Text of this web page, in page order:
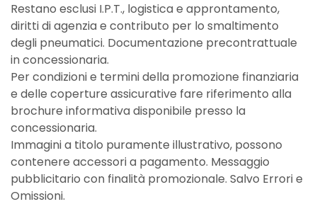
Restano esclusi I.P.T., logistica e approntamento,
diritti di agenzia e contributo per lo smaltimento
degli pneumatici. Documentazione precontrattuale
in concessionaria.
Per condizioni e termini della promozione finanziaria
e delle coperture assicurative fare riferimento alla
brochure informativa disponibile presso la
concessionaria.
Immagini a titolo puramente illustrativo, possono
contenere accessori a pagamento. Messaggio
pubblicitario con finalità promozionale. Salvo Errori e
Omissioni.